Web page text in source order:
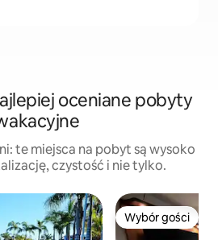
oceniane pobyty
te miejsca na pobyt są wysoko
czystość i nie tylko.
Wybór gości Wybór gości
Wybór gości